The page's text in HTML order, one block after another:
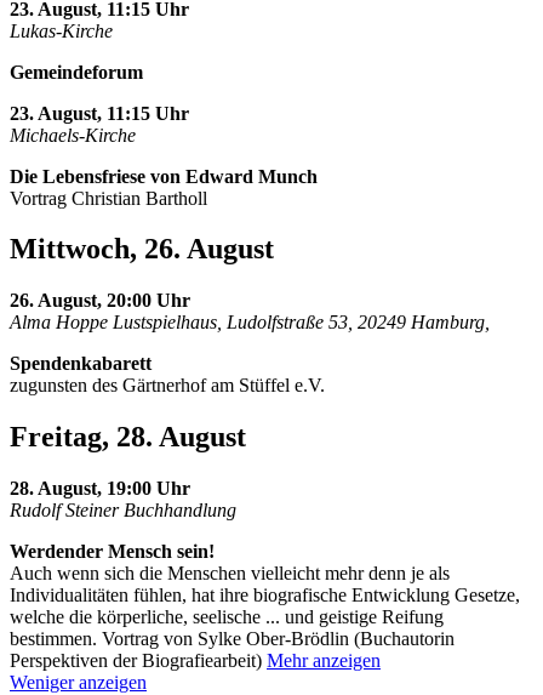
23. August, 11:15 Uhr
Lukas-Kirche
Gemeindeforum
23. August, 11:15 Uhr
Michaels-Kirche
Die Lebensfriese von Edward Munch
Vortrag Christian Bartholl
Mittwoch, 26. August
26. August, 20:00 Uhr
Alma Hoppe Lustspielhaus, Ludolfstraße 53, 20249 Hamburg,
Spendenkabarett
zugunsten des Gärtnerhof am Stüffel e.V.
Freitag, 28. August
28. August, 19:00 Uhr
Rudolf Steiner Buchhandlung
Werdender Mensch sein!
Auch wenn sich die Menschen vielleicht mehr denn je als
Individualitäten fühlen, hat ihre biografische Entwicklung Gesetze,
welche die körperliche, seelische ... und geistige Reifung
bestimmen. Vortrag von Sylke Ober-Brödlin (Buchautorin
Perspektiven der Biografiearbeit) Mehr anzeigen
Weniger anzeigen